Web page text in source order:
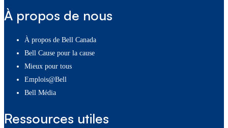
À propos de nous
À propos de Bell Canada
Bell Cause pour la cause
Mieux pour tous
Emplois@Bell
Bell Média
Ressources utiles